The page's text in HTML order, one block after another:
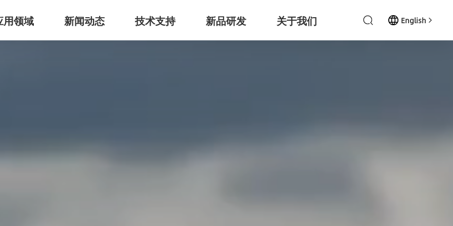
用领域 新闻动态 技术支持 新品研发 关于我们 English